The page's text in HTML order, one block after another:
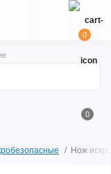
0
0
Нож